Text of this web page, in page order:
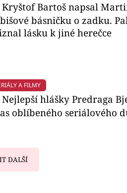
Kryštof Bartoš napsal
básničku o zadku.
lásku k jiné herečce
A FILMY
Nejlepší hlášky Predraga
oblíbeného seriálového
DALŠÍ